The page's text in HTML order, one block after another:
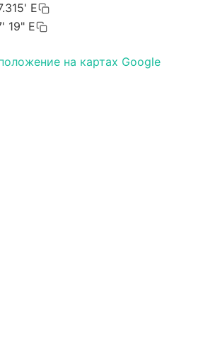
E
19" E
на картах Google